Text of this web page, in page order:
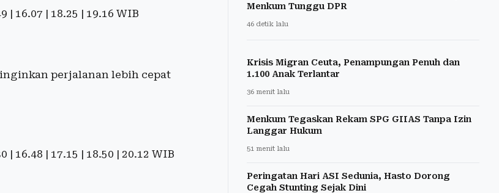
| 16.07 | 18.25 | 19.16 WIB
perjalanan lebih cepat
| 16.48 | 17.15 | 18.50 | 20.12 WIB
Menkum Tunggu DPR
46 detik lalu
Krisis Migran Ceuta, Penampungan Penuh dan
1.100 Anak Terlantar
36 menit lalu
Menkum Tegaskan Rekam SPG GIIAS Tanpa Izin
Langgar Hukum
51 menit lalu
Peringatan Hari ASI Sedunia, Hasto Dorong
Cegah Stunting Sejak Dini